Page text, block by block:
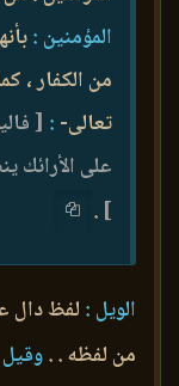
المؤمنين :
من الكفار ،
تعالى- :
[
على الأرائك
]
.
الويل : لفظ دال
من لفظه . .